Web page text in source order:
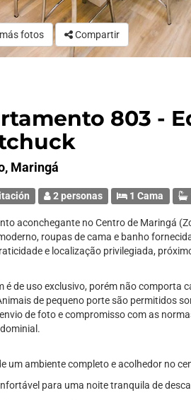
fotos Compartir
803 -
Maringá
2 personas 1 Cama
aconchegante no Centro de Maringá
roupas de cama e banho
e localização privilegiada,
é de uso exclusivo, porém não comporta
de pequeno porte são permitidos
de foto e compromisso com as
um ambiente completo e acolhedor no
para uma noite tranquila de